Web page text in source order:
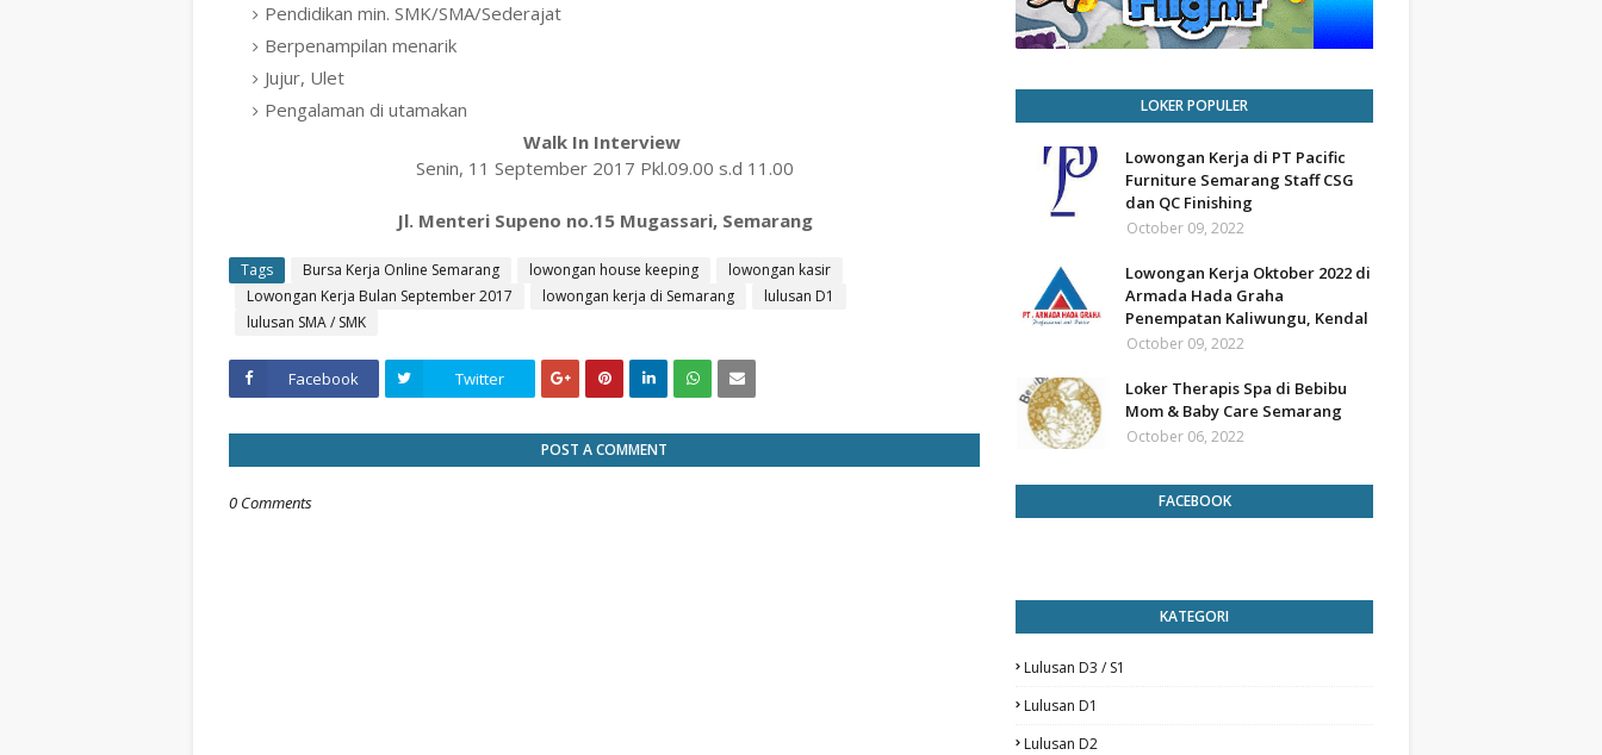
Pendidikan min. SMK/SMA/Sederajat
Berpenampilan menarik
Jujur, Ulet
Pengalaman di utamakan
Walk In Interview
Senin, 11 September 2017 Pkl.09.00 s.d 11.00
Jl. Menteri Supeno no.15 Mugassari, Semarang
Tags Bursa Kerja Online Semarang lowongan house keeping
lowongan kasir
Lowongan Kerja Bulan September 2017
lowongan kerja di Semarang
lulusan D1
lulusan SMA / SMK
Facebook Twitter
POST A COMMENT
0 Comments
LOKER POPULER
Lowongan Kerja di PT Pacific
Furniture Semarang Staff CSG
dan QC Finishing
October 09, 2022
Lowongan Kerja Oktober 2022 di
Armada Hada Graha
Penempatan Kaliwungu, Kendal
October 09, 2022
Loker Therapis Spa di Bebibu
Mom & Baby Care Semarang
October 06, 2022
FACEBOOK
KATEGORI
Lulusan D3 / S1
Lulusan D1
Lulusan D2